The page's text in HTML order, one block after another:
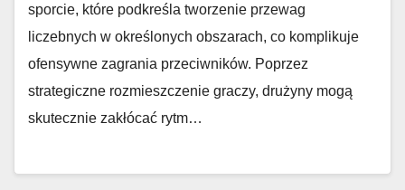
sporcie, które podkreśla tworzenie przewag
liczebnych w określonych obszarach, co komplikuje
ofensywne zagrania przeciwników. Poprzez
strategiczne rozmieszczenie graczy, drużyny mogą
skutecznie zakłócać rytm…